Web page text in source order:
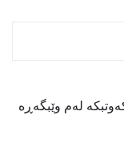
لەم وێبگەڕە